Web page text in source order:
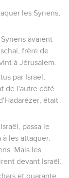
les Syriens,
avaient
frère de
à Jérusalem.
par Israël,
de l'autre côté
était
passa le
les attaquer.
Mais les
devant Israël.
et quarante